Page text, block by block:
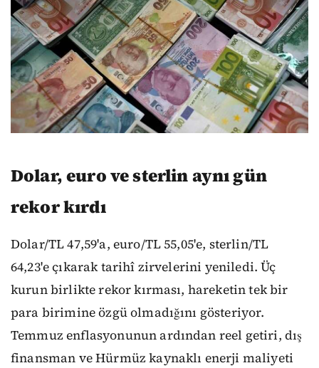
Dolar, euro ve sterlin aynı gün
rekor kırdı
Dolar/TL 47,59'a, euro/TL 55,05'e, sterlin/TL
64,23'e çıkarak tarihî zirvelerini yeniledi. Üç
kurun birlikte rekor kırması, hareketin tek bir
para birimine özgü olmadığını gösteriyor.
Temmuz enflasyonunun ardından reel getiri, dış
finansman ve Hürmüz kaynaklı enerji maliyeti